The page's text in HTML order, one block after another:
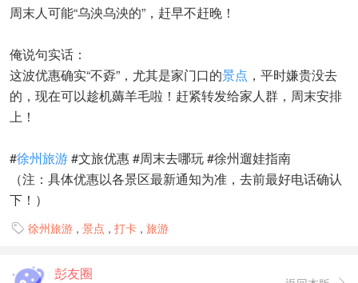
周末人可能“乌泱乌泱的”，赶早不赶晚！
俺说句实话：
这波优惠确实“不孬”，尤其是家门口的景点 ，平时嫌贵没去
的，现在可以趁机薅羊毛啦！赶紧转发给家人群，周末安排
上！
#徐州旅游#文旅优惠 #周末去哪玩 #徐州遛娃指南
（注：具体优惠以各景区最新通知为准，去前最好电话确认
下！）
 徐州旅游 , 景点 , 打卡 , 旅游
彭友圈